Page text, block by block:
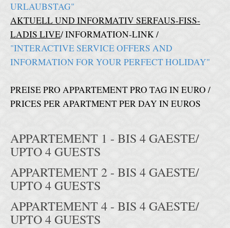
URLAUBSTAG"
AKTUELL UND INFORMATIV SERFAUS-FISS-
LADIS LIVE/ INFORMATION-LINK /
"INTERACTIVE SERVICE OFFERS AND
INFORMATION FOR YOUR PERFECT HOLIDAY"
PREISE PRO APPARTEMENT PRO TAG IN EURO /
PRICES PER APARTMENT PER DAY IN EUROS
APPARTEMENT 1 - BIS 4 GAESTE/
UPTO 4 GUESTS
APPARTEMENT 2 - BIS 4 GAESTE/
UPTO 4 GUESTS
APPARTEMENT 4 - BIS 4 GAESTE/
UPTO 4 GUESTS